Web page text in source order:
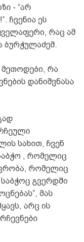
- “არ
ჩვენია ეს
რაც ამ
ბურჭულაძემ.
მეთოდები, რა
დანიშვნასა
სახით, ჩვენ
, რომელიც
რომელიც
გვერდში
მას
არც ის